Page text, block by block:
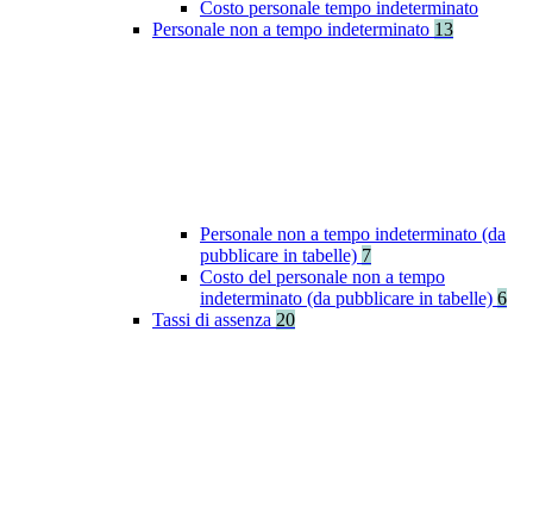
Costo personale tempo indeterminato
Personale non a tempo indeterminato 13
Personale non a tempo indeterminato (da
pubblicare in tabelle) 7
Costo del personale non a tempo
indeterminato (da pubblicare in tabelle) 6
Tassi di assenza 20